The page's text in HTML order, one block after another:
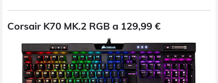
Corsair K70 MK.2 RGB a 129,99 €